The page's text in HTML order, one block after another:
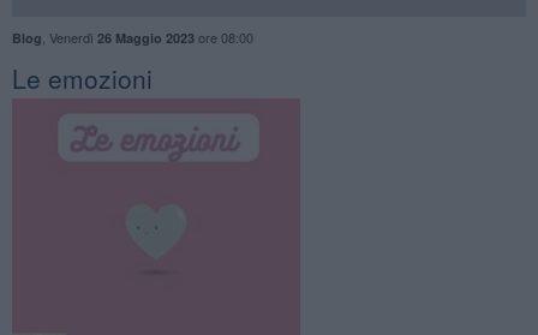
Blog Venerdì 26 Maggio 2023ore 08:00
Le emozioni